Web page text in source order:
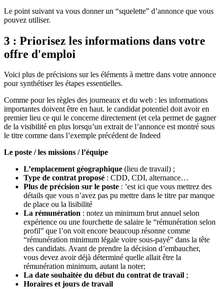
Le point suivant va vous donner un “squelette” d’annonce que vous
pouvez utiliser.
3 : Priorisez les informations dans votre
offre d'emploi
Voici plus de précisions sur les éléments à mettre dans votre annonce
pour synthétiser les étapes essentielles.
Comme pour les règles des journeaux et du web : les informations
importantes doivent être en haut. le candidat potentiel doit avoir en
premier lieu ce qui le concerne directement (et cela permet de gagner
de la visibilité en plus lorsqu’un extrait de l’annonce est montré sous
le titre comme dans l’exemple précédent de Indeed
Le poste / les missions / l’équipe
L’emplacement géographique (lieu de travail) ;
Type de contrat proposé : CDD, CDI, alternance…
Plus de précision sur le poste : ’est ici que vous mettrez des
détails que vous n’avez pas pu mettre dans le titre par manque
de place ou la lisibilité
La rémunération : notez un minimum brut annuel selon
expérience ou une fourchette de salaire le “rémunération selon
profil” que l’on voit encore beaucoup résonne comme
“rémunération minimum légale voire sous-payé” dans la tête
des candidats. Avant de prendre la décision d’embaucher,
vous devez avoir déjà déterminé quelle allait être la
rémunération minimum, autant la noter;
La date souhaitée du début du contrat de travail ;
Horaires et jours de travail